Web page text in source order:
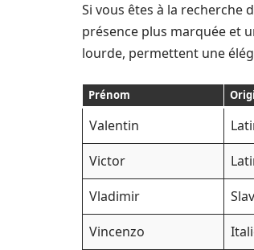
Si vous êtes à la recherche
présence plus marquée et
lourde, permettent une
Prénom
Valentin
Victor
Vladimir
Vincenzo